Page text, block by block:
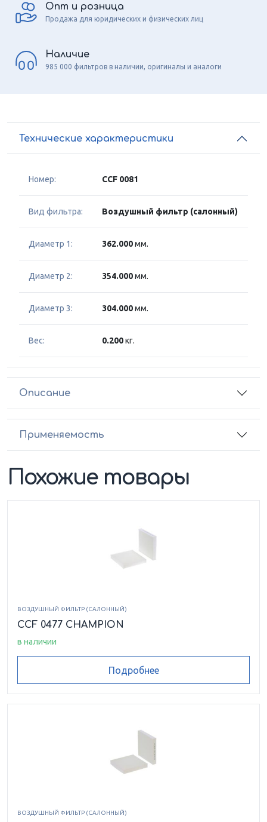
Опт и розница
Продажа для юридических и физических лиц
Наличие
985 000 фильтров в наличии, оригиналы и аналоги
Технические характеристики
Номер: CCF 0081
Вид фильтра: Воздушный фильтр (салонный)
Диаметр 1: 362.000мм.
Диаметр 2: 354.000мм.
Диаметр 3: 304.000мм.
Вес: 0.200кг.
Описание
Применяемость
Похожие товары
ВОЗДУШНЫЙ ФИЛЬТР (САЛОННЫЙ)
CCF 0477 CHAMPION
в наличии
Подробнее
ВОЗДУШНЫЙ ФИЛЬТР (САЛОННЫЙ)